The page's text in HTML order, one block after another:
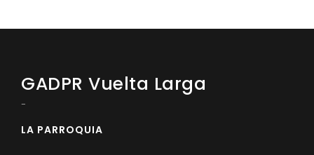
GADPR Vuelta Larga
-
LA PARROQUIA